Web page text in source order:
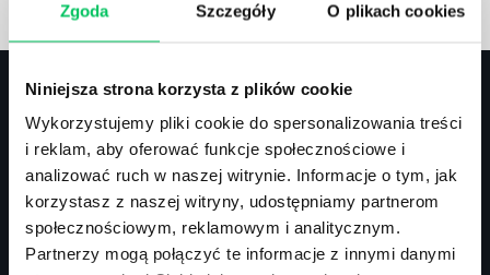
Zgoda Szczegóły O plikach cookies
Niniejsza strona korzysta z plików cookie
Wykorzystujemy pliki cookie do spersonalizowania treści
i reklam, aby oferować funkcje społecznościowe i
analizować ruch w naszej witrynie. Informacje o tym, jak
korzystasz z naszej witryny, udostępniamy partnerom
społecznościowym, reklamowym i analitycznym.
Partnerzy mogą połączyć te informacje z innymi danymi
ZAPYTAJ O NASZE ROZWIĄZANIA
Kontakt
tel.: 505 273 550